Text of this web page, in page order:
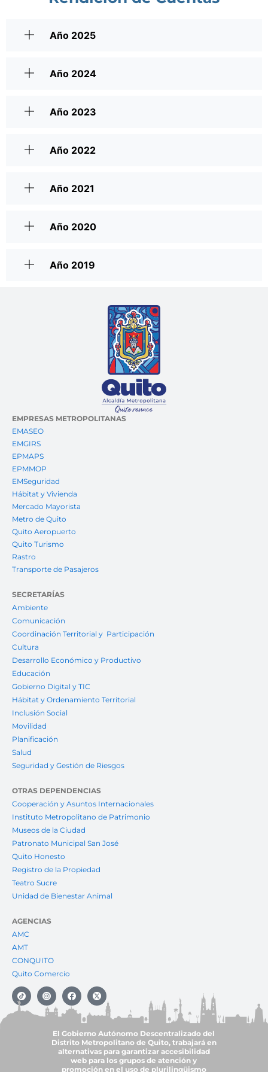
Año 2025
Año 2024
Año 2023
Año 2022
Año 2021
Año 2020
Año 2019
EMPRESAS METROPOLITANAS
EMASEO
EMGIRS
EPMAPS
EPMMOP
EMSeguridad
Hábitat y Vivienda
Mercado Mayorista
Metro de Quito
Quito Aeropuerto
Quito Turismo
Rastro
Transporte de Pasajeros
SECRETARÍAS
Ambiente
Comunicación
Coordinación Territorial y Participación
Cultura
Desarrollo Económico y Productivo
Educación
Gobierno Digital y TIC
Hábitat y Ordenamiento Territorial
Inclusión Social
Movilidad
Planificación
Salud
Seguridad y Gestión de Riesgos
OTRAS DEPENDENCIAS
Cooperación y Asuntos Internacionales
Instituto Metropolitano de Patrimonio
Museos de la Ciudad
Patronato Municipal San José
Quito Honesto
Registro de la Propiedad
Teatro Sucre
Unidad de Bienestar Animal
AGENCIAS
AMC
AMT
CONQUITO
Quito Comercio
El Gobierno Autónomo Descentralizado del
Distrito Metropolitano de Quito, trabajará en
alternativas para garantizar accesibilidad
web para los grupos de atención y
promoción en el uso de plurilingüismo